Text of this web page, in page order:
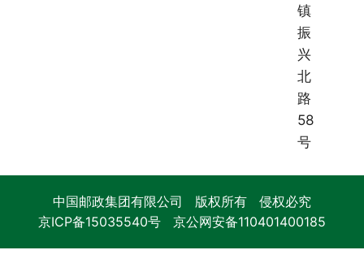
镇
振
兴
北
路
58
号
中国邮政集团有限公司 版权所有 侵权必究
京ICP备15035540号 京公网安备110401400185